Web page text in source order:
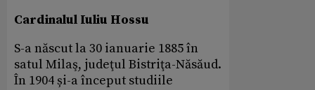
Cardinalul Iuliu Hossu
S-a născut la 30 ianuarie 1885 în
satul Milaş, judeţul Bistriţa-Năsăud.
În 1904 și-a început studiile